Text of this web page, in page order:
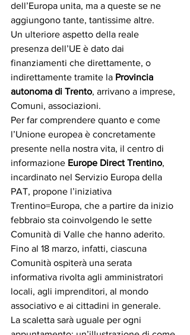
dell’Europa unita, ma a queste se ne
aggiungono tante, tantissime altre.
Un ulteriore aspetto della reale
presenza dell’UE è dato dai
finanziamenti che direttamente, o
indirettamente tramite la Provincia
autonoma di Trento, arrivano a imprese,
Comuni, associazioni.
Per far comprendere quanto e come
l’Unione europea è concretamente
presente nella nostra vita, il centro di
informazione Europe Direct Trentino,
incardinato nel Servizio Europa della
PAT, propone l’iniziativa
Trentino=Europa, che a partire da inizio
febbraio sta coinvolgendo le sette
Comunità di Valle che hanno aderito.
Fino al 18 marzo, infatti, ciascuna
Comunità ospiterà una serata
informativa rivolta agli amministratori
locali, agli imprenditori, al mondo
associativo e ai cittadini in generale.
La scaletta sarà uguale per ogni